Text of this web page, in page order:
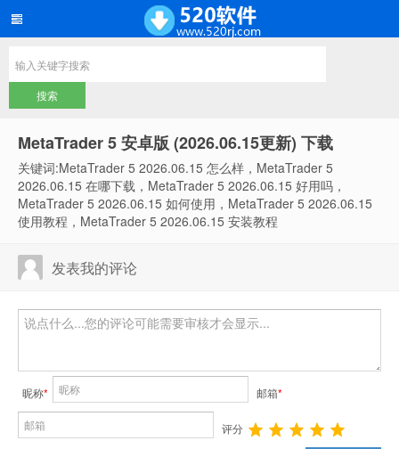
MetaTrader 5 安卓版 (2026.06.15更新) 下载
关键词:MetaTrader 5 2026.06.15 怎么样，MetaTrader 5
2026.06.15 在哪下载，MetaTrader 5 2026.06.15 好用吗，
MetaTrader 5 2026.06.15 如何使用，MetaTrader 5 2026.06.15
使用教程，MetaTrader 5 2026.06.15 安装教程
发表我的评论
昵称* 邮箱*
评分